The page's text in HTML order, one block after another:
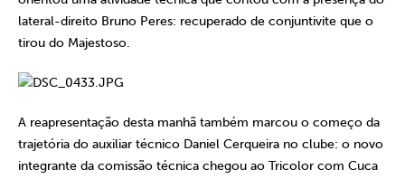
lateral-direito Bruno Peres: recuperado de conjuntivite que o
tirou do Majestoso.
A reapresentação desta manhã também marcou o começo da
trajetória do auxiliar técnico Daniel Cerqueira no clube: o novo
integrante da comissão técnica chegou ao Tricolor com Cuca